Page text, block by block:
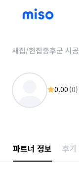
새집/헌집증후군 시공
0.00 (0)
파트너 정보 후기